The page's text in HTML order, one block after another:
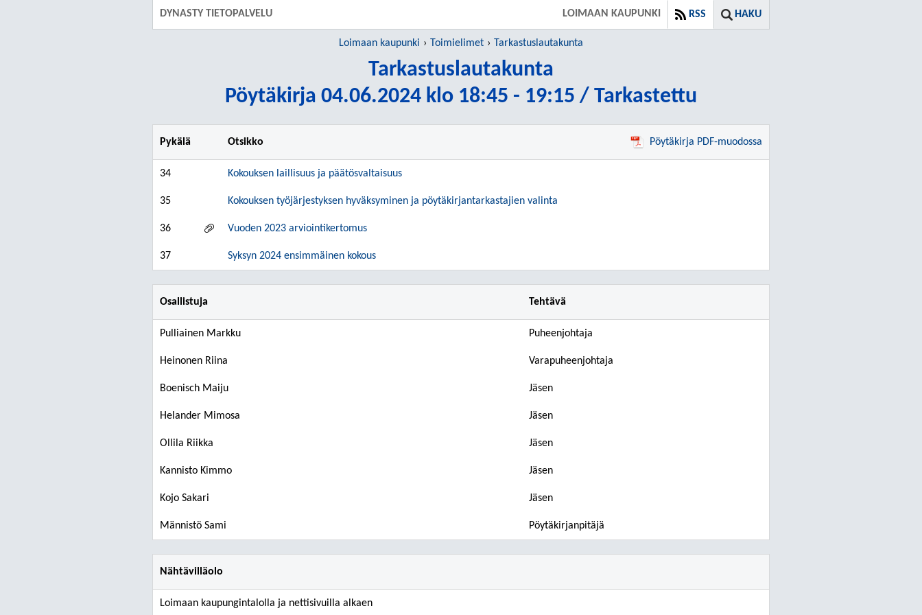
DYNASTY TIETOPALVELU HAKU
RSS
LOIMAAN KAUPUNKI
Loimaan kaupunki Toimielimet Tarkastuslautakunta
Tarkastuslautakunta
Pöytäkirja 04.06.2024 klo 18:45 - 19:15 / Tarkastettu
Pykälä Otsikko Pöytäkirja PDF-muodossa
34 Kokouksen laillisuus ja päätösvaltaisuus
35 Kokouksen työjärjestyksen hyväksyminen ja pöytäkirjantarkastajien valinta
36 Vuoden 2023 arviointikertomus
37 Syksyn 2024 ensimmäinen kokous
Osallistuja Tehtävä
Pulliainen Markku Puheenjohtaja
Heinonen Riina Varapuheenjohtaja
Boenisch Maiju Jäsen
Helander Mimosa Jäsen
Ollila Riikka Jäsen
Kannisto Kimmo Jäsen
Kojo Sakari Jäsen
Männistö Sami Pöytäkirjanpitäjä
Nähtävilläolo
Loimaan kaupungintalolla ja nettisivuilla alkaen